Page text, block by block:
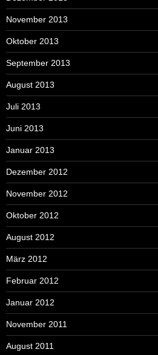
November 2013
Oktober 2013
September 2013
August 2013
Juli 2013
Juni 2013
Januar 2013
Dezember 2012
November 2012
Oktober 2012
August 2012
März 2012
Februar 2012
Januar 2012
November 2011
August 2011